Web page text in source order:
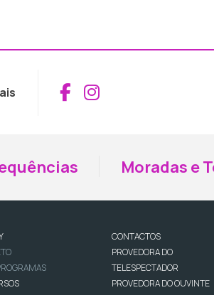
Aceder ao
Aceder ao
Moradas e
CONTACTOS
PROVEDORA DO
TELESPECTADOR
PROVEDORA DO OUVINTE